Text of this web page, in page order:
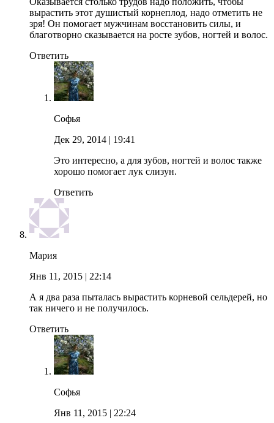
вырастить этот душистый корнеплод, надо отметить не
зря! Он помогает мужчинам восстановить силы, и
благотворно сказывается на росте зубов, ногтей и волос.
Ответить
Софья
Дек 29, 2014 | 19:41
Это интересно, а для зубов, ногтей и волос также
хорошо помогает лук слизун.
Ответить
Мария
Янв 11, 2015 | 22:14
А я два раза пыталась вырастить корневой сельдерей, но
так ничего и не получилось.
Ответить
Софья
Янв 11, 2015 | 22:24